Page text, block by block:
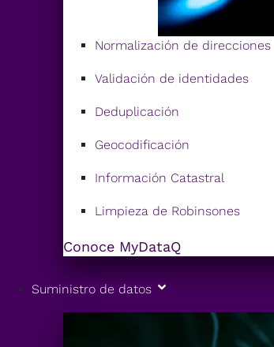
Normalización de direcciones
Validación de identidades
Deduplicación
Geocodificación
Información Catastral
Limpieza de Robinsones
Conoce MyDataQ
Suministro de datos